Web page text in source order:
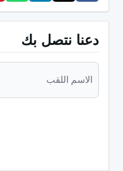
كيف تختفي
إزالة البقع السوداء على
دعنا نتصل بك